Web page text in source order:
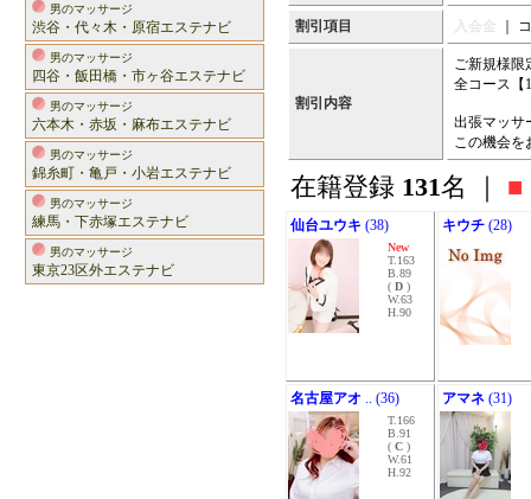
男のマッサージ
渋谷・代々木・原宿エステナビ
男のマッサージ
四谷・飯田橋・市ヶ谷エステナビ
男のマッサージ
六本木・赤坂・麻布エステナビ
男のマッサージ
錦糸町・亀戸・小岩エステナビ
男のマッサージ
練馬・下赤塚エステナビ
男のマッサージ
東京23区外エステナビ
割引項目 入会金 ｜
割引内容
ご新規様限
全コース【
出張マッサ
この機会を
在籍登録 131名 ｜ ■
仙台ユウキ (38)
New
T.163
B.89
( D )
W.63
H.90
キウチ (28)
名古屋アオ .. (36)
T.166
B.91
( C )
W.61
H.92
アマネ (31)